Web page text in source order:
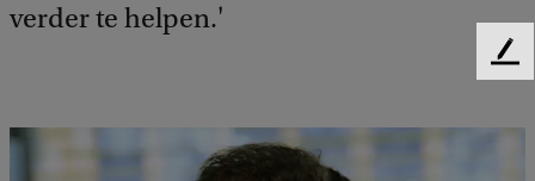
verder te helpen.'
F